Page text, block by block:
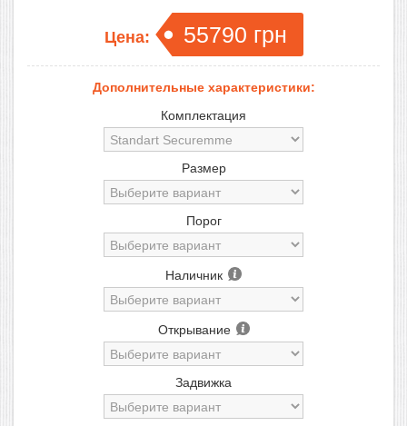
Цена: 55790 грн
Дополнительные характеристики:
Комплектация
Размер
Порог
Наличник
Открывание
Задвижка